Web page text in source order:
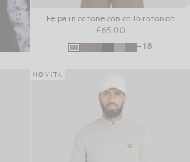
Felpa in cotone con collo rotondo
£65.00
+18
NOVITÀ